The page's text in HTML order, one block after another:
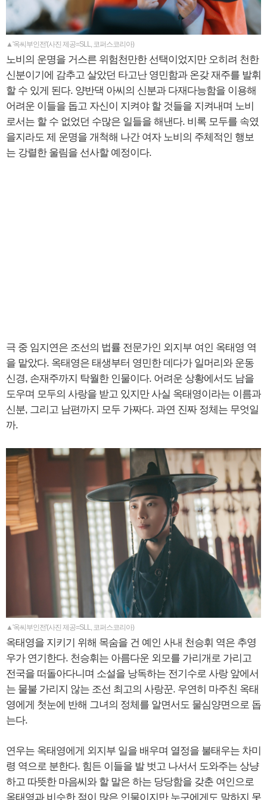
▲'옥씨부인전'(사진 제공=SLL, 코퍼스코리아)
노비의 운명을 거스른 위험천만한 선택이었지만 오히려 천한
신분이기에 감추고 살았던 타고난 영민함과 온갖 재주를 발휘
할 수 있게 된다. 양반댁 아씨의 신분과 다재다능함을 이용해
어려운 이들을 돕고 자신이 지켜야 할 것들을 지켜내며 노비
로서는 할 수 없었던 수많은 일들을 해낸다. 비록 모두를 속였
을지라도 제 운명을 개척해 나간 여자 노비의 주체적인 행보
는 강렬한 울림을 선사할 예정이다.
극 중 임지연은 조선의 법률 전문가인 외지부 여인 옥태영 역
을 맡았다. 옥태영은 태생부터 영민한 데다가 일머리와 운동
신경, 손재주까지 탁월한 인물이다. 어려운 상황에서도 남을
도우며 모두의 사랑을 받고 있지만 사실 옥태영이라는 이름과
신분, 그리고 남편까지 모두 가짜다. 과연 진짜 정체는 무엇일
까.
▲'옥씨부인전'(사진 제공=SLL, 코퍼스코리아)
옥태영을 지키기 위해 목숨을 건 예인 사내 천승휘 역은 추영
우가 연기한다. 천승휘는 아름다운 외모를 가리개로 가리고
전국을 떠돌아다니며 소설을 낭독하는 전기수로 사랑 앞에서
는 물불 가리지 않는 조선 최고의 사랑꾼. 우연히 마주친 옥태
영에게 첫눈에 반해 그녀의 정체를 알면서도 물심양면으로 돕
는다.
연우는 옥태영에게 외지부 일을 배우며 열정을 불태우는 차미
령 역으로 분한다. 힘든 이들을 발 벗고 나서서 도와주는 상냥
하고 따뜻한 마음씨와 할 말은 하는 당당함을 갖춘 여인으로
옥태영과 비슷한 점이 많은 인물이지만 누구에게도 말하지 못